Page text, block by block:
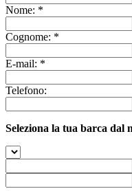
Nome: *
Cognome: *
E-mail: *
Telefono:
Seleziona la tua barca dal